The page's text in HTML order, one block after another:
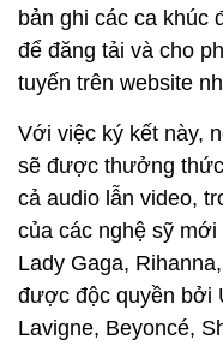
bản ghi các ca khúc
để đăng tải và cho
tuyến trên website
Với việc ký kết này,
sẽ được thưởng
cả audio lẫn video,
của các nghệ sỹ
Lady Gaga,
được độc quyền bởi
Lavigne, Beyoncé,